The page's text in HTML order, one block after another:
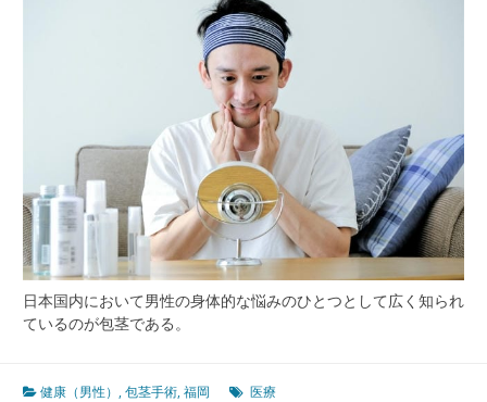
正
し
い
医
の
選
日本国内において男性の身体的な悩みのひとつとして広く知られ
ているのが包茎である。
健康（男性） ,包茎手術,福岡 医療